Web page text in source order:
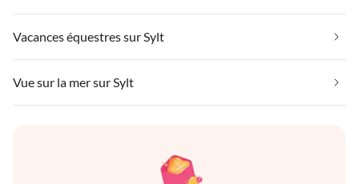
Vacances équestres sur Sylt
Vue sur la mer sur Sylt